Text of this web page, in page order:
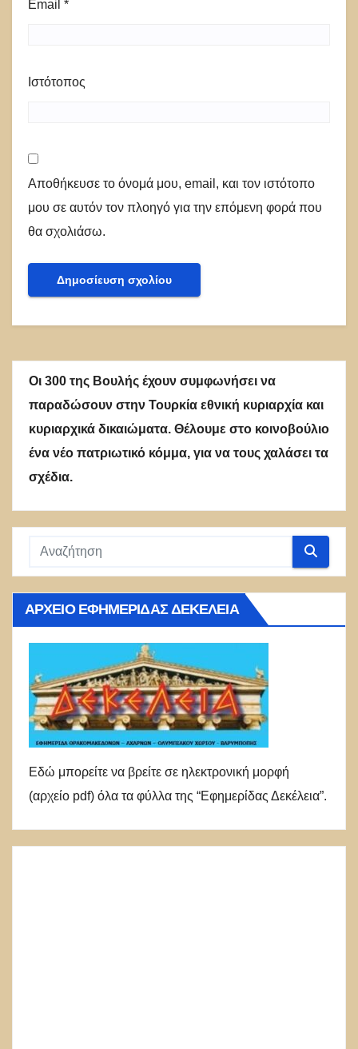
Email *
Ιστότοπος
Αποθήκευσε το όνομά μου, email, και τον ιστότοπο
μου σε αυτόν τον πλοηγό για την επόμενη φορά που
θα σχολιάσω.
Οι 300 της Βουλής έχουν συμφωνήσει να
παραδώσουν στην Τουρκία εθνική κυριαρχία και
κυριαρχικά δικαιώματα. Θέλουμε στο κοινοβούλιο
ένα νέο πατριωτικό κόμμα, για να τους χαλάσει τα
σχέδια.
ΑΡΧΕΊΟ ΕΦΗΜΕΡΊΔΑΣ ΔΕΚΈΛΕΙΑ
Εδώ μπορείτε να βρείτε σε ηλεκτρονική μορφή
(αρχείο pdf) όλα τα φύλλα της “Εφημερίδας Δεκέλεια”.